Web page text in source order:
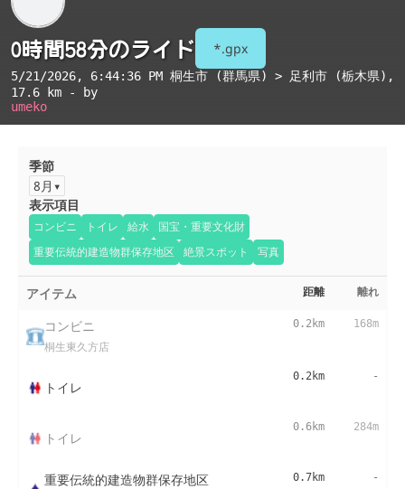
0時間58分のライド *.gpx
5/21/2026, 6:44:36 PM 桐生市 (群馬県) > 足利市 (栃木県) ,
17.6 km - by
umeko
季節
8月
表示項目
コンビニ トイレ 給水
国宝・重要文化財
重要伝統的建造物群保存地区
絶景スポット 写真
アイテム 距離 離れ
コンビニ
桐生東久方店
0.2km 168m
トイレ
0.2km -
トイレ
0.6km 284m
重要伝統的建造物群保存地区 0.7km -